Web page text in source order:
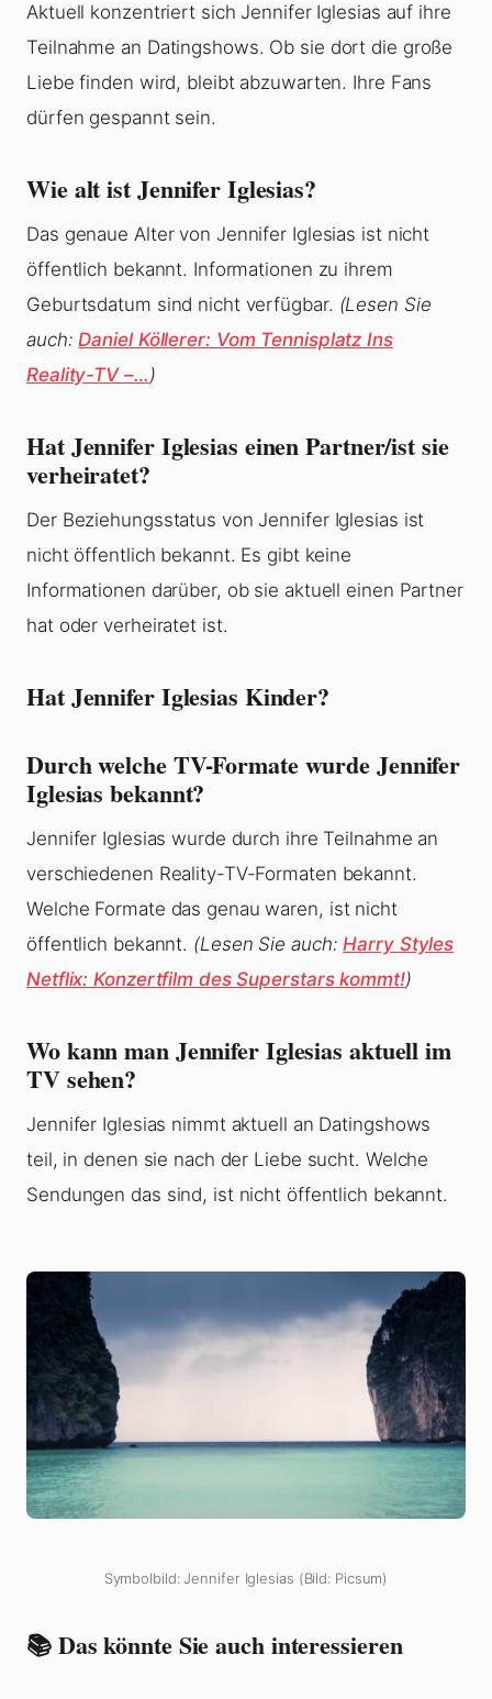
Aktuell konzentriert sich Jennifer Iglesias auf ihre
Teilnahme an Datingshows. Ob sie dort die große
Liebe finden wird, bleibt abzuwarten. Ihre Fans
dürfen gespannt sein.
Wie alt ist Jennifer Iglesias?
Das genaue Alter von Jennifer Iglesias ist nicht
öffentlich bekannt. Informationen zu ihrem
Geburtsdatum sind nicht verfügbar. (Lesen Sie
auch:Daniel Köllerer: Vom Tennisplatz Ins
Reality-TV –…)
Hat Jennifer Iglesias einen Partner/ist sie
verheiratet?
Der Beziehungsstatus von Jennifer Iglesias ist
nicht öffentlich bekannt. Es gibt keine
Informationen darüber, ob sie aktuell einen Partner
hat oder verheiratet ist.
Hat Jennifer Iglesias Kinder?
Durch welche TV-Formate wurde Jennifer
Iglesias bekannt?
Jennifer Iglesias wurde durch ihre Teilnahme an
verschiedenen Reality-TV-Formaten bekannt.
Welche Formate das genau waren, ist nicht
öffentlich bekannt. (Lesen Sie auch:Harry Styles
Netflix: Konzertfilm des Superstars kommt!)
Wo kann man Jennifer Iglesias aktuell im
TV sehen?
Jennifer Iglesias nimmt aktuell an Datingshows
teil, in denen sie nach der Liebe sucht. Welche
Sendungen das sind, ist nicht öffentlich bekannt.
Symbolbild: Jennifer Iglesias (Bild: Picsum)
📚 Das könnte Sie auch interessieren